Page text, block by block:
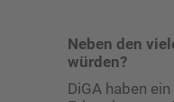
Neben den
würden?
DiGA haben